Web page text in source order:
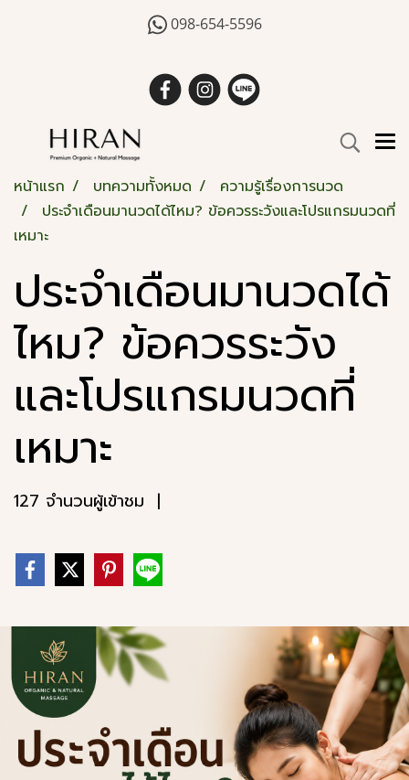
098-654-5596
หน้าแรก บทความทั้งหมด
ความรู้เรื่องการนวด
ประจำเดือนมานวดได้ไหม? ข้อควรระวังและโปรแกรมนวดที่
เหมาะ
ประจำเดือนมานวดได้
ไหม? ข้อควรระวัง
และโปรแกรมนวดที่
เหมาะ
127 จำนวนผู้เข้าชม |